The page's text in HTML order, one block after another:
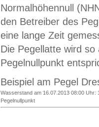
Normalhöhennull
den Betreiber des
eine lange Zeit
Die Pegellatte wird
Pegelnullpunkt
Beispiel am Pegel
Wasserstand am 16.07.2013 08:00 Uhr:
Pegelnullpunkt